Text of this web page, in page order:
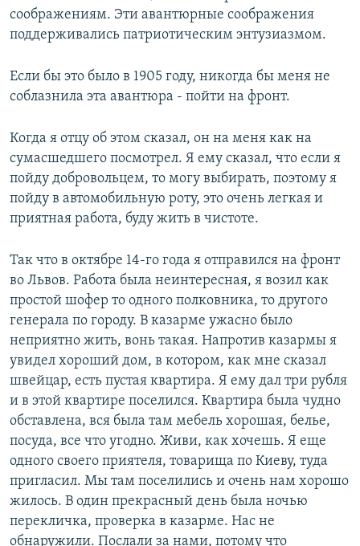
соображениям. Эти авантюрные соображения
поддерживались патриотическим энтузиазмом.
Если бы это было в 1905 году, никогда бы меня не
соблазнила эта авантюра - пойти на фронт.
Когда я отцу об этом сказал, он на меня как на
сумасшедшего посмотрел. Я ему сказал, что если я
пойду добровольцем, то могу выбирать, поэтому я
пойду в автомобильную роту, это очень легкая и
приятная работа, буду жить в чистоте.
Так что в октябре 14-го года я отправился на фронт
во Львов. Работа была неинтересная, я возил как
простой шофер то одного полковника, то другого
генерала по городу. В казарме ужасно было
неприятно жить, вонь такая. Напротив казармы я
увидел хороший дом, в котором, как мне сказал
швейцар, есть пустая квартира. Я ему дал три рубля
и в этой квартире поселился. Квартира была чудно
обставлена, вся была там мебель хорошая, белье,
посуда, все что угодно. Живи, как хочешь. Я еще
одного своего приятеля, товарища по Киеву, туда
пригласил. Мы там поселились и очень нам хорошо
жилось. В один прекрасный день была ночью
перекличка, проверка в казарме. Нас не
обнаружили. Послали за нами, потому что